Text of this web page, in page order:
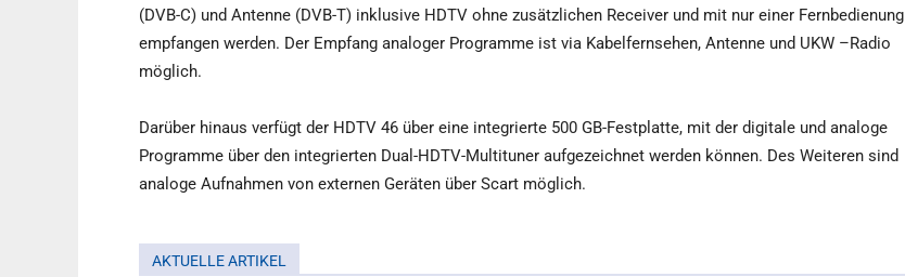
(DVB-C) und Antenne (DVB-T) inklusive HDTV ohne zusätzlichen Receiver und mit nur einer Fernbedienung
empfangen werden. Der Empfang analoger Programme ist via Kabelfernsehen, Antenne und UKW –Radio
möglich.
Darüber hinaus verfügt der HDTV 46 über eine integrierte 500 GB-Festplatte, mit der digitale und analoge
Programme über den integrierten Dual-HDTV-Multituner aufgezeichnet werden können. Des Weiteren sind
analoge Aufnahmen von externen Geräten über Scart möglich.
AKTUELLE ARTIKEL